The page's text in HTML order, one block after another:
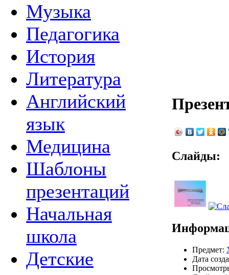
Музыка
Педагогика
История
Литература
Английский
язык
Медицина
Шаблоны
презентаций
Начальная
школа
Детские
Слайды:
Предмет:
Дата